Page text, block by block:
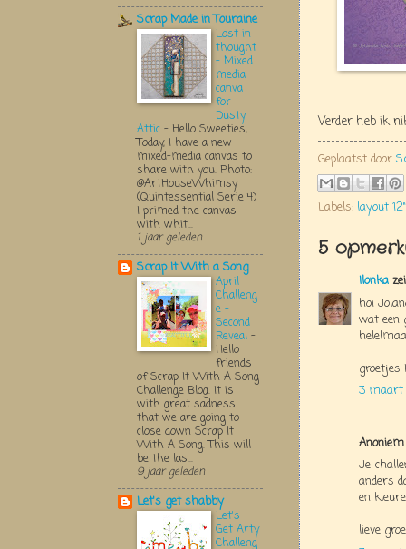
Verder heb ik
Geplaatst door
Labels: layout
5
Ilonka zei
hoi
wat een
groetjes
3 maart
Je
anders
en
lieve
Scrap Made in Touraine
Lost in
thought
- Mixed
media
canva
for
Dusty
Attic - Hello Sweeties,
Today, I have a new
mixed-media canvas to
share with you. Photo:
@ArtHouseWhimsy
(Quintessential Serie 4)
I primed the canvas
with whit...
1 jaar geleden
Scrap It With a Song
April
Challeng
e -
Second
Reveal -
Hello
friends
of Scrap It With A Song
Challenge Blog. It is
with great sadness
that we are going to
close down Scrap It
With A Song. This will
be the las...
9 jaar geleden
Let's get shabby
Let's
Get Arty
Challeng